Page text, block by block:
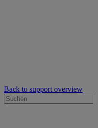
Back to support overview